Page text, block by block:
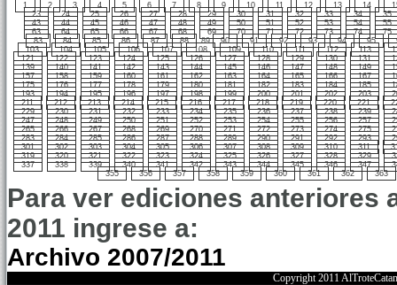
1 2 3 4 5 6 7 8 9 10 11 12 13 14
23
24 25 26 27 28 29 30 31 32 33 34
35
43
44 45 46 47 48 49 50 51 52 53 54
55
63
64 65 66 67 68 69 70 71 72 73 74
75
83
84 85 86 87 88 89 90 91 92 93 94 95
103
104 105 106 107 108 109 110 111 112 113
121
122 123 124 125 126 127 128 129 130 131
139
140 141 142 143 144 145 146 147 148 149
157
158 159 160 161 162 163 164 165 166 167
175
176 177 178 179 180 181 182 183 184 185
193
194 195 196 197 198 199 200 201 202 203
211
212 213 214 215 216 217 218 219 220 221
229
230 231 232 233 234 235 236 237 238 239
247
248 249 250 251 252 253 254 255 256 257
265
266 267 268 269 270 271 272 273 274 275
283
284 285 286 287 288 289 290 291 292 293
301
302 303 304 305 306 307 308 309 310 311
319
320 321 322 323 324 325 326 327 328 329
337
338 339 340 341 342 343 344 345 346 347
355
356 357 358 359 360 361 362 363
Para ver ediciones anteriores
2011 ingrese a:
Archivo 2007/2011
Copyright 2011